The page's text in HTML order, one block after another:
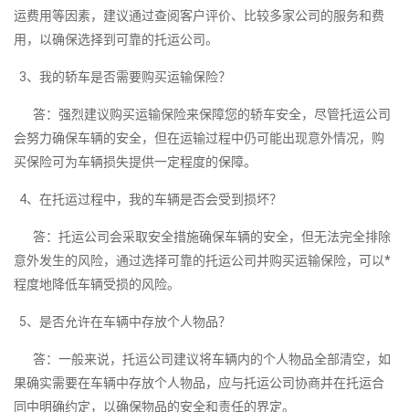
运费用等因素，建议通过查阅客户评价、比较多家公司的服务和费
用，以确保选择到可靠的托运公司。
3、我的轿车是否需要购买运输保险？
答：强烈建议购买运输保险来保障您的轿车安全，尽管托运公司
会努力确保车辆的安全，但在运输过程中仍可能出现意外情况，购
买保险可为车辆损失提供一定程度的保障。
4、在托运过程中，我的车辆是否会受到损坏？
答：托运公司会采取安全措施确保车辆的安全，但无法完全排除
意外发生的风险，通过选择可靠的托运公司并购买运输保险，可以*
程度地降低车辆受损的风险。
5、是否允许在车辆中存放个人物品？
答：一般来说，托运公司建议将车辆内的个人物品全部清空，如
果确实需要在车辆中存放个人物品，应与托运公司协商并在托运合
同中明确约定，以确保物品的安全和责任的界定。